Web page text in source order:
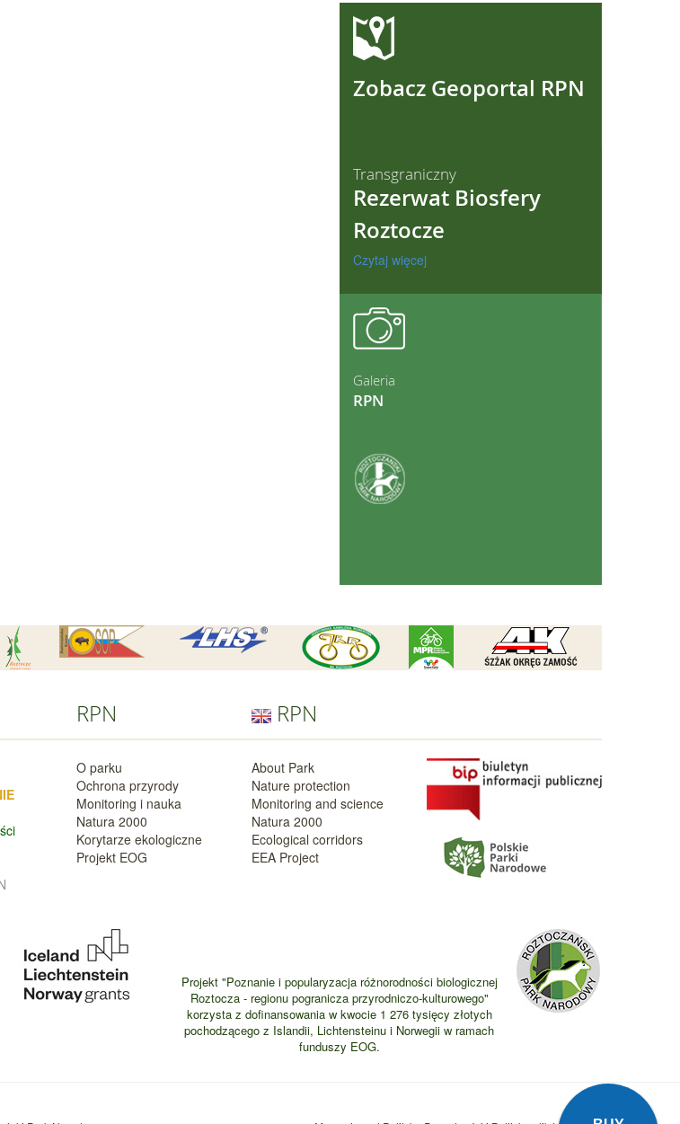
Zobacz Geoportal RPN
Transgraniczny
Rezerwat Biosfery
Roztocze
Czytaj więcej
Galeria
RPN
RPN
O parku
Ochrona przyrody
Monitoring i nauka
Natura 2000
Korytarze ekologiczne
Projekt EOG
RPN
About Park
Nature protection
Monitoring and science
Natura 2000
Ecological corridors
EEA Project
Projekt "Poznanie i popularyzacja różnorodności biologicznej
Roztocza - regionu pogranicza przyrodniczo-kulturowego"
korzysta z dofinansowania w kwocie 1 276 tysięcy złotych
pochodzącego z Islandii, Lichtensteinu i Norwegii w ramach
funduszy EOG.